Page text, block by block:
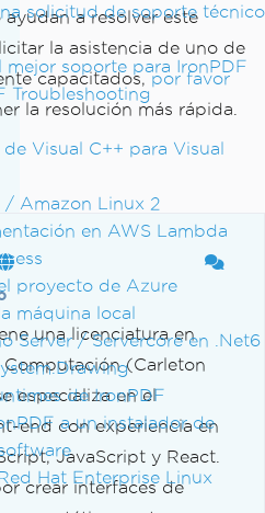
solicitud de soporte técnico
mejor soporte para IronPDF
Troubleshooting
Visual C++ para Visual
/ Amazon Linux 2
en AWS Lambda
proyecto de Azure
máquina local
Server / Servercore en .Net6
de IronPDF
a un instalador de
Hat Enterprise Linux
a resolver este
la asistencia de uno de
capacitados,por favor
la resolución más rápida.
una licenciatura en
Computación (Carleton
especializa en el
end con experiencia en
JavaScript y React.
crear interfaces de